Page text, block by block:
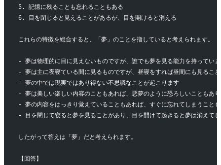
5. 記憶に残ることも忘れることもある
6. 目を閉じると見えることがあるが、目を開けると消える
これらの特徴を総合すると、「夢」のことを指していると考えられます。
- 夢は物理的に目に見えないものですが、誰でも夢を見る能力を持ってい
- 夢は主に夜寝ている間に見るものですが、昼寝をすれば昼間にも見るこ
- 夢の中では現実ではあり得ない不思議なことが起こります
- 夢は美しい楽しい内容のこともあれば、悪夢のように恐ろしいこともあ
- 夢の内容をはっきり覚えていることもあれば、すぐに忘れてしまうこと
- 目を閉じて寝ると夢を見ることがあり、目を開けて起きると夢は消えて
したがって答えは「夢」だと考えられます。
【回答】